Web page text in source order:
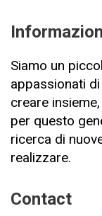
Siamo un
appassionati
creare
per questo
ricerca di
realizzare.
Contact